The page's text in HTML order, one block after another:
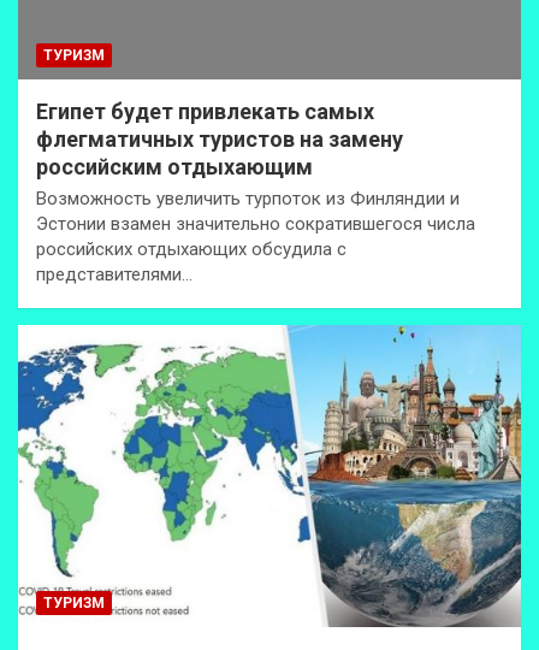
ТУРИЗМ
Египет будет привлекать самых
флегматичных туристов на замену
российским отдыхающим
Возможность увеличить турпоток из Финляндии и
Эстонии взамен значительно сократившегося числа
российских отдыхающих обсудила с
представителями…
ТУРИЗМ